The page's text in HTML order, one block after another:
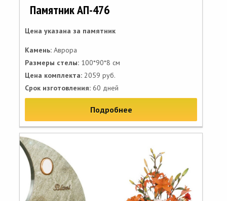
Памятник АП-476
Цена указана за памятник
Камень: Аврора
Размеры стелы: 100*90*8 см
Цена комплекта: 2059 руб.
Срок изготовления: 60 дней
Подробнее